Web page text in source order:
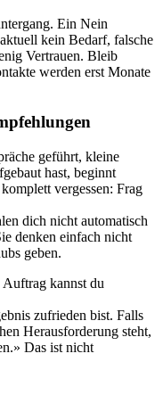
Ein Nein
kein Bedarf, falsche
Vertrauen. Bleib
werden erst Monate
geführt, kleine
hast, beginnt
vergessen: Frag
dich nicht automatisch
denken einfach nicht
geben.
Auftrag kannst du
zufrieden bist. Falls
Herausforderung steht,
Das ist nicht